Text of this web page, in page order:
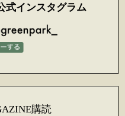
式インスタグラム